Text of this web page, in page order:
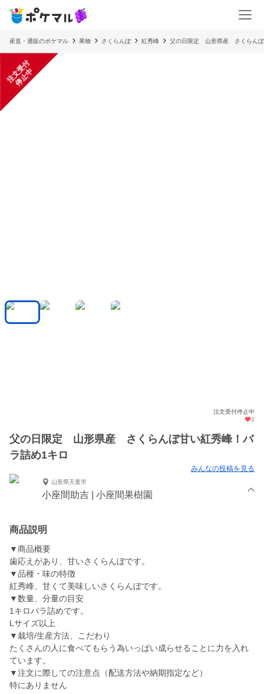
産直・通販のポケマル 果物 さくらんぼ 紅秀峰 父の日限定 山形県産 さくらんぼ
注
文
受
付
停
止
中
注文受付停止中
2
父の日限定 山形県産 さくらんぼ甘い紅秀峰！バ
ラ詰め1キロ
みんなの投稿を見る
山形県天童市
小座間助吉 | 小座間果樹園
商品説明
▼商品概要
歯応えがあり、甘いさくらんぼです。
▼品種・味の特徴
紅秀峰、甘くて美味しいさくらんぼです。
▼数量、分量の目安
1キロバラ詰めです。
Lサイズ以上
▼栽培/生産方法、こだわり
たくさんの人に食べてもらう為いっぱい成らせることに力を入れ
ています。
▼注文に際しての注意点（配送方法や納期指定など）
特にありません